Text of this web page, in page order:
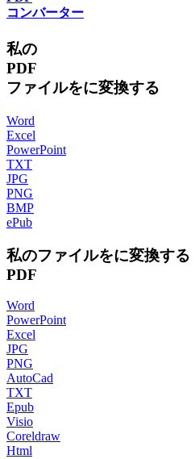
コンバーター
私の
PDF
ファイルをに変換する
Word
Excel
PowerPoint
TXT
JPG
PNG
BMP
ePub
私のファイルをに変換する
PDF
Word
PowerPoint
Excel
JPG
PNG
AutoCad
TXT
Epub
Visio
Coreldraw
Html